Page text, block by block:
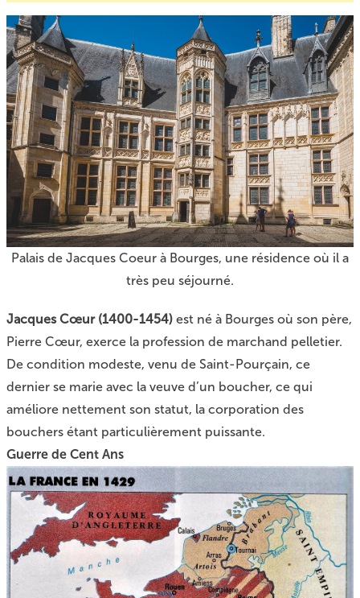
Palais de Jacques Coeur à Bourges, une résidence où il a
très peu séjourné.
Jacques Cœur (1400-1454) est né à Bourges où son père,
Pierre Cœur, exerce la profession de marchand pelletier.
De condition modeste, venu de Saint-Pourçain, ce
dernier se marie avec la veuve d’un boucher, ce qui
améliore nettement son statut, la corporation des
bouchers étant particulièrement puissante.
Guerre de Cent Ans